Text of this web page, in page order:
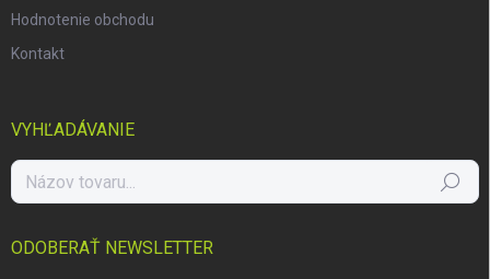
Hodnotenie obchodu
Kontakt
VYHĽADÁVANIE
Hľadať
ODOBERAŤ NEWSLETTER